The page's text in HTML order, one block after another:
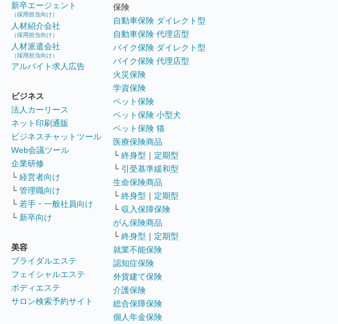
新卒エージェント
（採用担当向け）
人材紹介会社
（採用担当向け）
人材派遣会社
（採用担当向け）
アルバイト求人広告
ビジネス
法人カーリース
ネット印刷通販
ビジネスチャットツール
Web会議ツール
企業研修
└ 経営者向け
└ 管理職向け
└ 若手・一般社員向け
└ 新卒向け
美容
ブライダルエステ
フェイシャルエステ
ボディエステ
サロン検索予約サイト
保険
自動車保険 ダイレクト型
自動車保険 代理店型
バイク保険 ダイレクト型
バイク保険 代理店型
火災保険
学資保険
ペット保険
ペット保険 小型犬
ペット保険 猫
医療保険商品
└ 終身型 ｜ 定期型
└ 引受基準緩和型
生命保険商品
└ 終身型 ｜ 定期型
└ 収入保障保険
がん保険商品
└ 終身型 ｜ 定期型
就業不能保険
認知症保険
外貨建て保険
介護保険
総合保障保険
個人年金保険